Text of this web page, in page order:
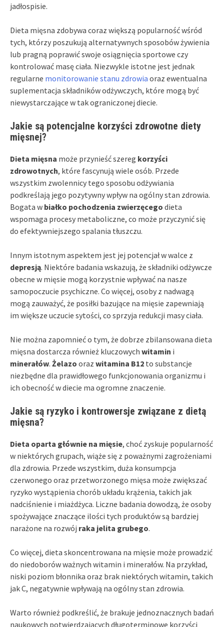
jadłospisie.
Dieta mięsna zdobywa coraz większą popularność wśród
tych, którzy poszukują alternatywnych sposobów żywienia
lub pragną poprawić swoje osiągnięcia sportowe czy
kontrolować masę ciała. Niezwykle istotne jest jednak
regularne monitorowanie stanu zdrowia oraz ewentualna
suplementacja składników odżywczych, które mogą być
niewystarczające w tak ograniczonej diecie.
Jakie są potencjalne korzyści zdrowotne diety
mięsnej?
Dieta mięsna może przynieść szereg korzyści
zdrowotnych, które fascynują wiele osób. Przede
wszystkim zwolennicy tego sposobu odżywiania
podkreślają jego pozytywny wpływ na ogólny stan zdrowia.
Bogata w białko pochodzenia zwierzęcego dieta
wspomaga procesy metaboliczne, co może przyczynić się
do efektywniejszego spalania tłuszczu.
Innym istotnym aspektem jest jej potencjał w walce z
depresją. Niektóre badania wskazują, że składniki odżywcze
obecne w mięsie mogą korzystnie wpływać na nasze
samopoczucie psychiczne. Co więcej, osoby z nadwagą
mogą zauważyć, że posiłki bazujące na mięsie zapewniają
im większe uczucie sytości, co sprzyja redukcji masy ciała.
Nie można zapomnieć o tym, że dobrze zbilansowana dieta
mięsna dostarcza również kluczowych witamin i
minerałów. Żelazo oraz witamina B12 to substancje
niezbędne dla prawidłowego funkcjonowania organizmu i
ich obecność w diecie ma ogromne znaczenie.
Jakie są ryzyko i kontrowersje związane z dietą
mięsna?
Dieta oparta głównie na mięsie, choć zyskuje popularność
w niektórych grupach, wiąże się z poważnymi zagrożeniami
dla zdrowia. Przede wszystkim, duża konsumpcja
czerwonego oraz przetworzonego mięsa może zwiększać
ryzyko wystąpienia chorób układu krążenia, takich jak
nadciśnienie i miażdżyca. Liczne badania dowodzą, że osoby
spożywające znaczące ilości tych produktów są bardziej
narażone na rozwój raka jelita grubego.
Co więcej, dieta skoncentrowana na mięsie może prowadzić
do niedoborów ważnych witamin i minerałów. Na przykład,
niski poziom błonnika oraz brak niektórych witamin, takich
jak C, negatywnie wpływają na ogólny stan zdrowia.
Warto również podkreślić, że brakuje jednoznacznych badań
naukowych potwierdzających długoterminowe korzyści